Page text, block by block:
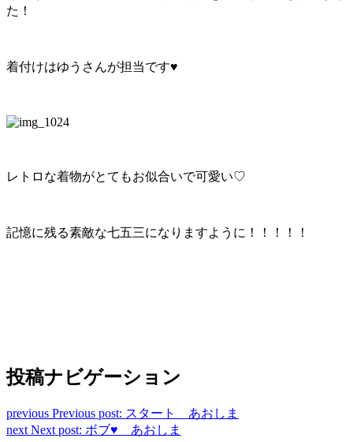
た！
着付けはゆうさんが担当です♥︎
レトロな着物がとてもお似合いで可愛い♡
記憶に残る素敵な七五三になりますように！！！！！
投稿ナビゲーション
previous Previous post: スタート あおしま
next Next post: ボブ♥︎ あおしま